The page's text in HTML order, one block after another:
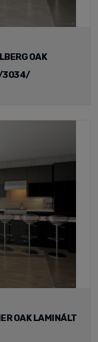
OAK
/3034/
OAK LAMINÁLT